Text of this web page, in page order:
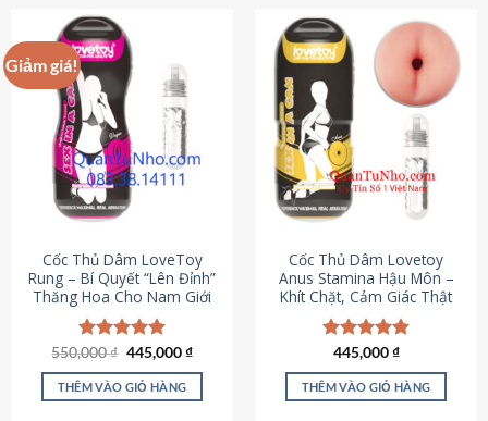
Giảm giá!
Cốc Thủ Dâm LoveToy
Rung – Bí Quyết “Lên Đỉnh”
Thăng Hoa Cho Nam Giới
Được xếp
hạng5.00
5 sao
550,000₫ Giá
là:
550,000 ₫.
445,000₫Giá
tại
THÊM VÀO GIỎ HÀNG
Cốc Thủ Dâm Lovetoy
Anus Stamina Hậu Môn –
Khít Chặt, Cảm Giác Thật
Được xếp
hạng4.84
5 sao
445,000₫
THÊM VÀO GIỎ HÀNG